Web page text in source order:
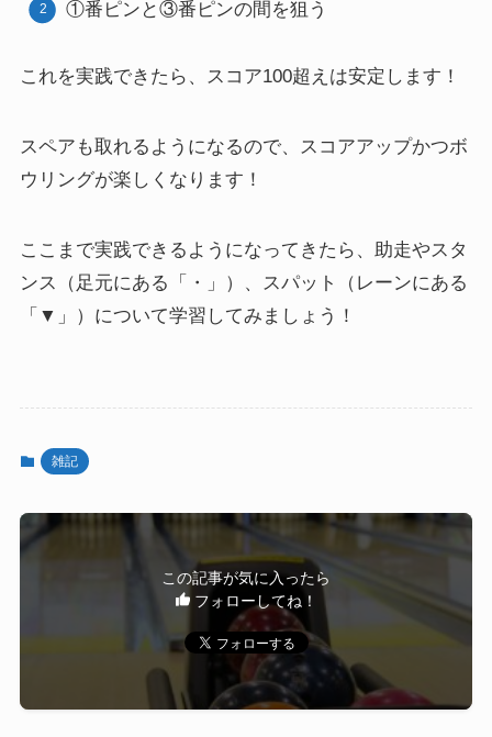
①番ピンと③番ピンの間を狙う
これを実践できたら、スコア100超えは安定します！
スペアも取れるようになるので、スコアアップかつボ
ウリングが楽しくなります！
ここまで実践できるようになってきたら、助走やスタ
ンス（足元にある「・」）、スパット（レーンにある
「▼」）について学習してみましょう！
雑記
この記事が気に入ったら
フォローしてね！